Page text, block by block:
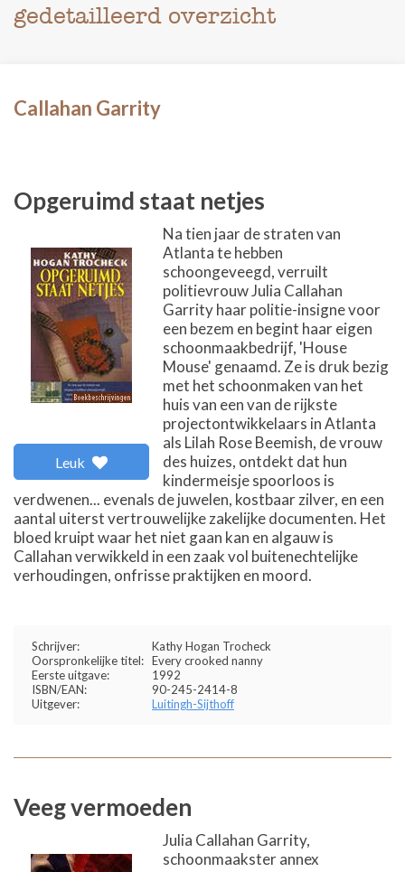
gedetailleerd overzicht
Callahan Garrity
Opgeruimd staat netjes
Leuk
Na tien jaar de straten van
Atlanta te hebben
schoongeveegd, verruilt
politievrouw Julia Callahan
Garrity haar politie-insigne voor
een bezem en begint haar eigen
schoonmaakbedrijf, 'House
Mouse' genaamd. Ze is druk bezig
met het schoonmaken van het
huis van een van de rijkste
projectontwikkelaars in Atlanta
als Lilah Rose Beemish, de vrouw
des huizes, ontdekt dat hun
kindermeisje spoorloos is
verdwenen... evenals de juwelen, kostbaar zilver, en een
aantal uiterst vertrouwelijke zakelijke documenten. Het
bloed kruipt waar het niet gaan kan en algauw is
Callahan verwikkeld in een zaak vol buitenechtelijke
verhoudingen, onfrisse praktijken en moord.
Schrijver:
Kathy Hogan Trocheck
Oorspronkelijke titel: Every crooked nanny
Eerste uitgave:
1992
ISBN/EAN:
90-245-2414-8
Uitgever:
Luitingh-Sijthoff
Veeg vermoeden
Julia Callahan Garrity,
schoonmaakster annex